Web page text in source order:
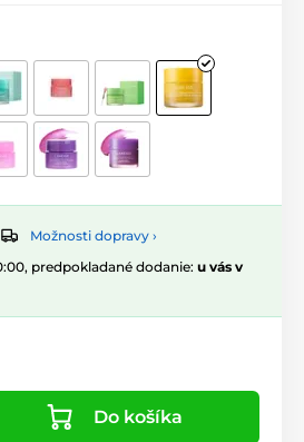
Možnosti dopravy ›
predpokladané dodanie: u vás v
Do košíka